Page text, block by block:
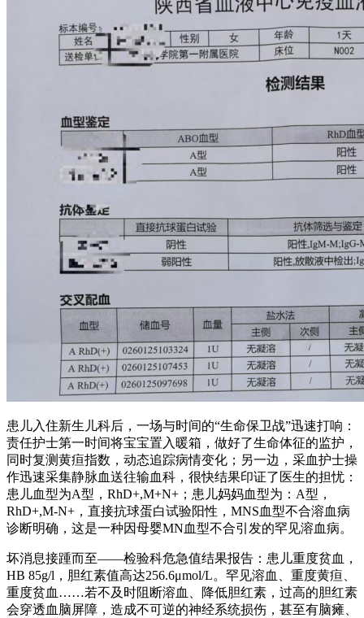
患儿入住新生儿科后，一场与时间的“生命保卫战”迅速打响：
责任护士第一时间将宝宝置入暖箱，做好了生命体征的监护，
同时复测黄疸指数，动态追踪病情变化；另一边，采血护士操
作迅速采集静脉血送往输血科，很快结果印证了医生的担忧：
患儿血型为A型，RhD+,M+N+；患儿妈妈血型为：A型，
RhD+,M-N+，直接抗球蛋白试验阳性，MNS血型不合溶血病
诊断明确，这是一种因母婴MN血型不合引发的罕见溶血病。
坏消息接踵而至——检验科危急值结果报告：患儿重度贫血，
HB 85g/l，胆红素值高达256.6μmol/L。罕见溶血、重度黄疸、
重度贫血……若不及时阻断溶血、降低胆红素，过高的胆红素
会穿透血脑屏障，造成不可逆的神经系统损伤，甚至有脑瘫、